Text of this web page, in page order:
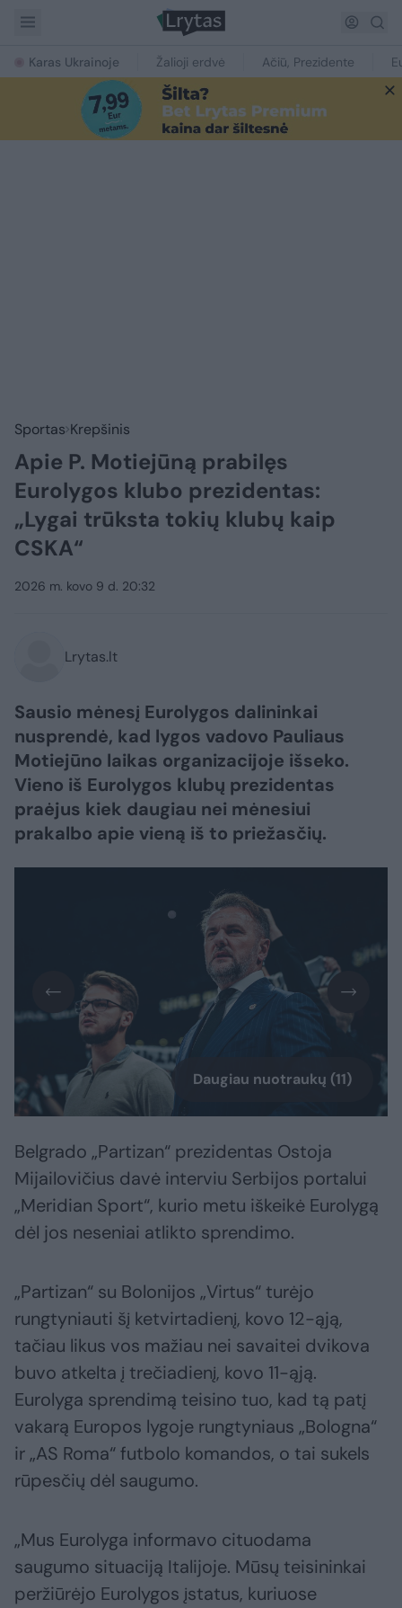
Karas Ukrainoje Žalioji erdvė Ačiū, Prezidente
Sportas Krepšinis
Apie P. Motiejūną prabilęs
Eurolygos klubo prezidentas:
„Lygai trūksta tokių klubų kaip
CSKA“
2026 m. kovo 9 d. 20:32
Lrytas.lt
Sausio mėnesį Eurolygos dalininkai
nusprendė, kad lygos vadovo Pauliaus
Motiejūno laikas organizacijoje išseko.
Vieno iš Eurolygos klubų prezidentas
praėjus kiek daugiau nei mėnesiui
prakalbo apie vieną iš to priežasčių.
Daugiau nuotraukų (11)
Belgrado „Partizan“ prezidentas Ostoja
Mijailovičius davė interviu Serbijos portalui
„Meridian Sport“, kurio metu iškeikė Eurolygą
dėl jos neseniai atlikto sprendimo.
„Partizan“ su Bolonijos „Virtus“ turėjo
rungtyniauti šį ketvirtadienį, kovo 12-ąją,
tačiau likus vos mažiau nei savaitei dvikova
buvo atkelta į trečiadienį, kovo 11-ąją.
Eurolyga sprendimą teisino tuo, kad tą patį
vakarą Europos lygoje rungtyniaus „Bologna“
ir „AS Roma“ futbolo komandos, o tai sukels
rūpesčių dėl saugumo.
„Mus Eurolyga informavo cituodama
saugumo situaciją Italijoje. Mūsų teisininkai
peržiūrėjo Eurolygos įstatus, kuriuose